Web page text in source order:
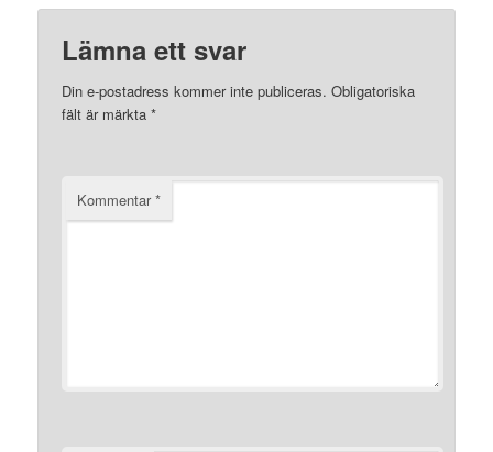
Lämna ett svar
Din e-postadress kommer inte publiceras. Obligatoriska
fält är märkta*
Kommentar*